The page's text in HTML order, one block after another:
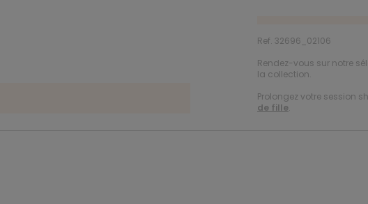
Ref. 32696_02106
Rendez-vous sur notre
la collection.
Prolongez votre session
de fille.